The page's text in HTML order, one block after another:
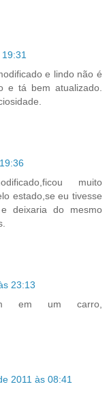
19:31
e lindo não é
e tá bem atualizado.
muito
estado,se eu tivesse
deixaria do mesmo
23:13
em um carro,
2011 às 08:41